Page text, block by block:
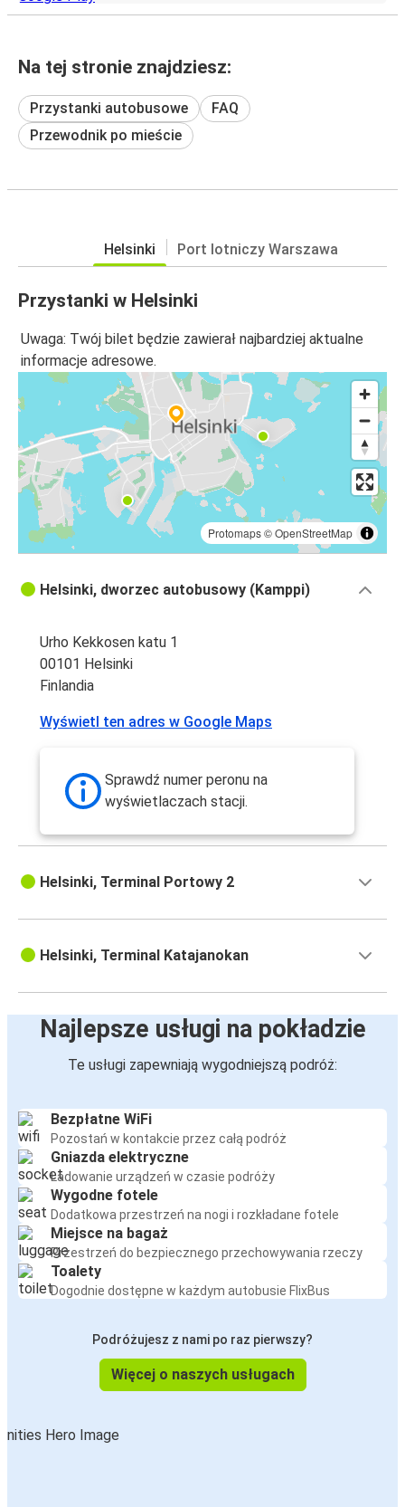
Na tej stronie znajdziesz:
Przystanki autobusowe
FAQ
Przewodnik po mieście
Helsinki Port lotniczy Warszawa
Przystanki w Helsinki
Uwaga: Twój bilet będzie zawierał najbardziej aktualne
informacje adresowe.
Protomaps©OpenStreetMap
Helsinki, dworzec autobusowy (Kamppi)
Urho Kekkosen katu 1
00101 Helsinki
Finlandia
Wyświetl ten adres w Google Maps
Sprawdź numer peronu na
wyświetlaczach stacji.
Helsinki, Terminal Portowy 2
Helsinki, Terminal Katajanokan
Najlepsze usługi na pokładzie
Te usługi zapewniają wygodniejszą podróż:
Bezpłatne WiFi
Pozostań w kontakcie przez całą podróż
Gniazda elektryczne
Ładowanie urządzeń w czasie podróży
Wygodne fotele
Dodatkowa przestrzeń na nogi i rozkładane fotele
Miejsce na bagaż
Przestrzeń do bezpiecznego przechowywania rzeczy
Toalety
Dogodnie dostępne w każdym autobusie FlixBus
Podróżujesz z nami po raz pierwszy?
Więcej o naszych usługach